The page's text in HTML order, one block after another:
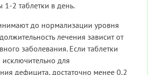
1-2 таблетки в день.
до нормализации уровня
лечения зависит от
заболевания. Если таблетки
для
дефицита, достаточно менее 0,2